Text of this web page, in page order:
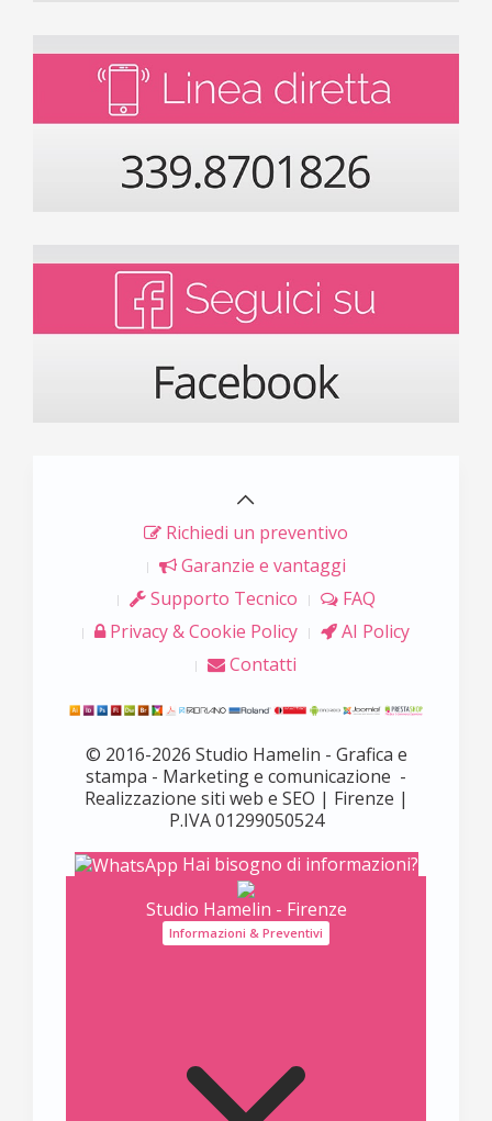
Richiedi un preventivo
Garanzie e vantaggi
Supporto Tecnico
FAQ
Privacy & Cookie Policy
AI Policy
Contatti
© 2016-2026 Studio Hamelin - Grafica e
stampa - Marketing e comunicazione -
Realizzazione siti web e SEO | Firenze |
P.IVA 01299050524
Hai bisogno di informazioni?
Studio Hamelin - Firenze
Informazioni & Preventivi